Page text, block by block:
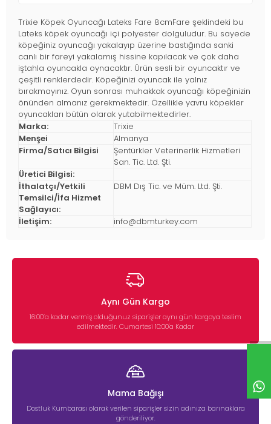
Trixie Köpek Oyuncağı Lateks Fare 8cmFare şeklindeki bu
Lateks köpek oyuncağı içi polyester dolguludur. Bu sayede
köpeğiniz oyuncağı yakalayıp üzerine bastığında sanki
canlı bir fareyi yakalamış hissine kapılacak ve çok daha
iştahla oyuncakla oynacaktır. Ürün sesli bir oyuncaktır ve
çeşitli renklerdedir. Köpeğinizi oyuncak ile yalnız
bırakmayınız. Oyun sonrası muhakkak oyuncağı köpeğinizin
önünden almanız gerekmektedir. Özellikle yavru köpekler
oyuncakları bütün olarak yutabilmektedirler.
Marka:
Trixie
Menşei
Almanya
Firma/Satıcı Bilgisi
Şentürkler Veterinerlik Hizmetleri
San. Tic. Ltd. Şti.
Üretici Bilgisi:
İthalatçı/Yetkili
Temsilci/İfa Hizmet
Sağlayıcı:
DBM Dış Tic. ve Müm. Ltd. Şti.
İletişim: info@dbmturkey.com
Aynı Gün Kargo
16:00’a kadar vermiş olduğunuz siparişler aynı gün kargoya teslim
edilmektedir. Cumartesi 10:00'a Kadar
Mama Bağışı
Dostluk Kumbarası olarak verilen siparişler sizin adınıza barınaklara
gönderiliyor.